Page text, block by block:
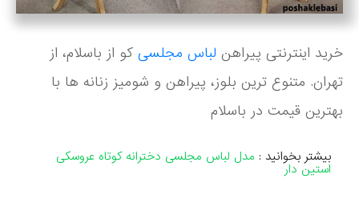
خرید اینترنتی پیراهن لباس مجلسی کو از باسلام، از
تهران. متنوع ترین بلوز، پیراهن و شومیز زنانه ها با
بهترین قیمت در باسلام
بیشتر بخوانید : مدل لباس مجلسی دخترانه کوتاه عروسکی
استین دار